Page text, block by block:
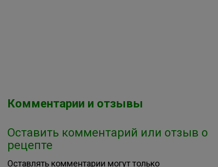
Комментарии и отзывы
Оставить комментарий или отзыв о
рецепте
Оставлять комментарии могут только